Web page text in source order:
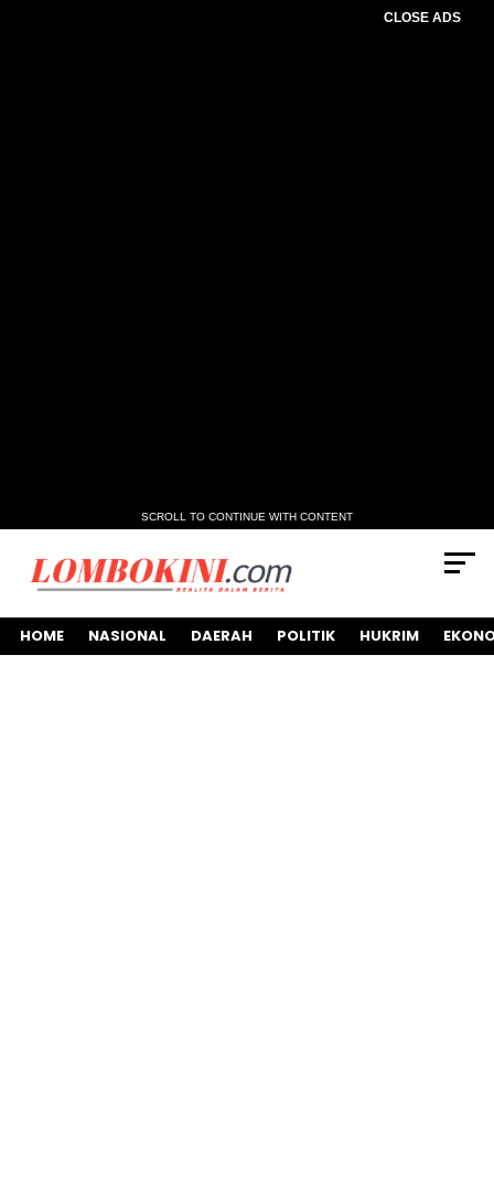
CLOSE ADS
SCROLL TO CONTINUE WITH CONTENT
HOME NASIONAL DAERAH POLITIK HUKRIM